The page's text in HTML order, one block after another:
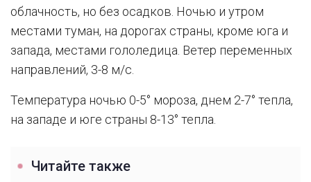
облачность, но без осадков. Ночью и утром
местами туман, на дорогах страны, кроме юга и
запада, местами гололедица. Ветер переменных
направлений, 3-8 м/с.
Температура ночью 0-5° мороза, днем 2-7° тепла,
на западе и юге страны 8-13° тепла.
Читайте также